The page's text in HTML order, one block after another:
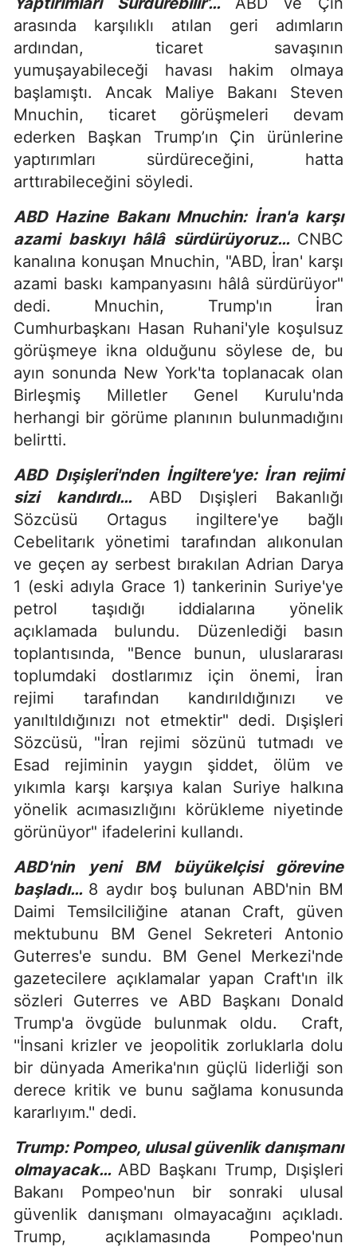
arasında karşılıklı atılan geri adımların
ardından, ticaret savaşının
yumuşayabileceği havası hakim olmaya
başlamıştı. Ancak Maliye Bakanı Steven
Mnuchin, ticaret görüşmeleri devam
ederken Başkan Trump’ın Çin ürünlerine
yaptırımları sürdüreceğini, hatta
arttırabileceğini söyledi.
ABD Hazine Bakanı Mnuchin: İran'a karşı
azami baskıyı hâlâ sürdürüyoruz… CNBC
kanalına konuşan Mnuchin, "ABD, İran' karşı
azami baskı kampanyasını hâlâ sürdürüyor"
dedi. Mnuchin, Trump'ın İran
Cumhurbaşkanı Hasan Ruhani'yle koşulsuz
görüşmeye ikna olduğunu söylese de, bu
ayın sonunda New York'ta toplanacak olan
Birleşmiş Milletler Genel Kurulu'nda
herhangi bir görüme planının bulunmadığını
belirtti.
ABD Dışişleri'nden İngiltere'ye: İran rejimi
sizi kandırdı… ABD Dışişleri Bakanlığı
Sözcüsü Ortagus ingiltere'ye bağlı
Cebelitarık yönetimi tarafından alıkonulan
ve geçen ay serbest bırakılan Adrian Darya
1 (eski adıyla Grace 1) tankerinin Suriye'ye
petrol taşıdığı iddialarına yönelik
açıklamada bulundu. Düzenlediği basın
toplantısında, "Bence bunun, uluslararası
toplumdaki dostlarımız için önemi, İran
rejimi tarafından kandırıldığınızı ve
yanıltıldığınızı not etmektir" dedi. Dışişleri
Sözcüsü, "İran rejimi sözünü tutmadı ve
Esad rejiminin yaygın şiddet, ölüm ve
yıkımla karşı karşıya kalan Suriye halkına
yönelik acımasızlığını körükleme niyetinde
görünüyor" ifadelerini kullandı.
ABD'nin yeni BM büyükelçisi görevine
başladı… 8 aydır boş bulunan ABD'nin BM
Daimi Temsilciliğine atanan Craft, güven
mektubunu BM Genel Sekreteri Antonio
Guterres'e sundu. BM Genel Merkezi'nde
gazetecilere açıklamalar yapan Craft'ın ilk
sözleri Guterres ve ABD Başkanı Donald
Trump'a övgüde bulunmak oldu. Craft,
''İnsani krizler ve jeopolitik zorluklarla dolu
bir dünyada Amerika'nın güçlü liderliği son
derece kritik ve bunu sağlama konusunda
kararlıyım.'' dedi.
Trump: Pompeo, ulusal güvenlik danışmanı
olmayacak… ABD Başkanı Trump, Dışişleri
Bakanı Pompeo'nun bir sonraki ulusal
güvenlik danışmanı olmayacağını açıkladı.
Trump, açıklamasında Pompeo'nun